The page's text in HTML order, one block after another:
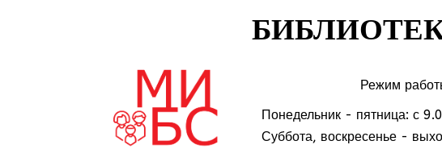
Режим
Понедельник - пятница: с
Суббота, воскресенье -